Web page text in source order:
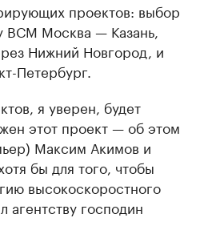
проектов: выбор
ВСМ Москва — Казань,
Нижний Новгород, и
Петербург.
я уверен, будет
этот проект — об этом
Максим Акимов и
бы для того, чтобы
высокоскоростного
агентству господин